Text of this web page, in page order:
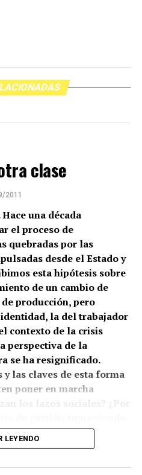
clase
2011
una década
el proceso de
quebradas por las
desde el Estado y
esta hipótesis sobre
de un cambio de
producción, pero
la del trabajador
contexto de la crisis
perspectiva de la
se ha resignificado.
y las claves de esta forma
poner en marcha
públicas? ¿Qué nuevas
de organizar lo común
LEYENDO